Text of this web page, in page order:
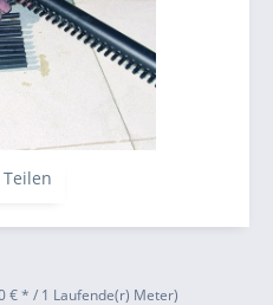
Teilen
€ * / 1 Laufende(r) Meter)